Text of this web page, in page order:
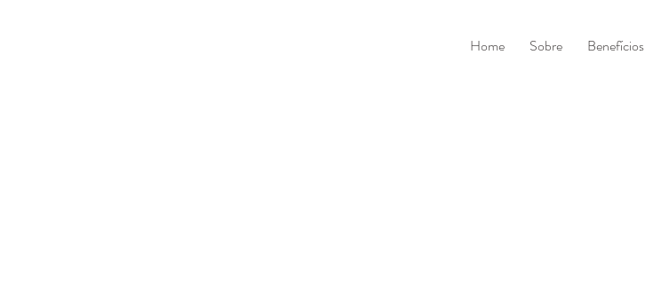
Home Sobre Benefícios